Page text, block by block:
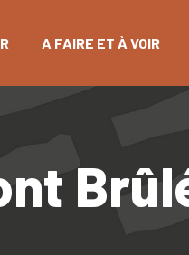
A FAIRE ET À VOIR